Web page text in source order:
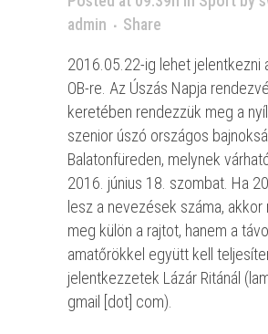
admin
Share
2016.05.22-ig lehet jelentkezni
OB-re. Az Úszás Napja
keretében rendezzük meg a
szenior úszó országos
Balatonfüreden, melynek
2016. június 18. szombat. Ha
lesz a nevezések száma, akkor
meg külön a rajtot, hanem a
amatőrökkel együtt kell
jelentkezzetek Lázár Ritánál
gmail [dot] com).